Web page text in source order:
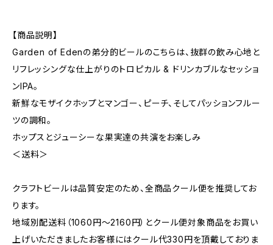
【商品説明】
Garden of Edenの弟分的ビールのこちらは、抜群の飲み心地と
リフレッシングな仕上がりのトロピカル & ドリンカブルなセッショ
ンIPA。
新鮮なモザイクホップとマンゴー、ピーチ、そしてパッションフルー
ツの調和。
ホップスとジューシーな果実達の共演をお楽しみ
＜送料＞
クラフトビールは品質安定のため、全商品クール便を推奨してお
ります。
地域別配送料（1060円～2160円）とクール便対象商品をお買い
上げいただきましたお客様にはクール代330円を頂戴しておりま